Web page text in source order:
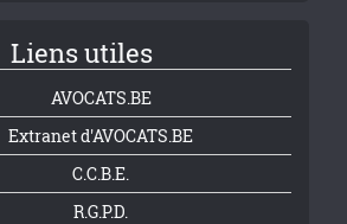
Liens utiles
AVOCATS.BE
Extranet d'AVOCATS.BE
C.C.B.E.
R.G.P.D.